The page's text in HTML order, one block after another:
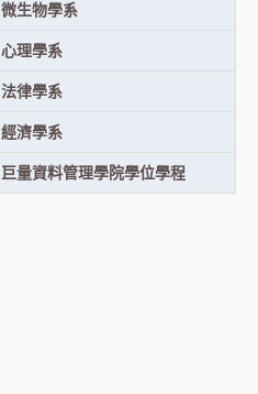
微生物學系
心理學系
法律學系
經濟學系
巨量資料管理學院學位學程